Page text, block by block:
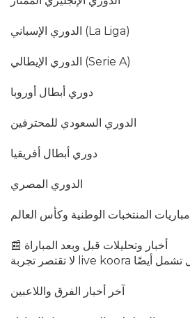
الدوري الإسباني (La Liga)
الدوري الإيطالي (Serie A)
دوري أبطال أوروبا
الدوري السعودي للمحترفين
دوري أبطال أفريقيا
الدوري المصري
مباريات المنتخبات الوطنية وكأس العالم
📰 أخبار وتحليلات قبل وبعد المباراة
آخر أخبار الفرق واللاعبين